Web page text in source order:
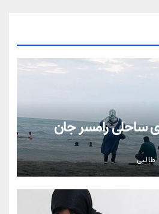
ساحلی رامسر جان
طالبی